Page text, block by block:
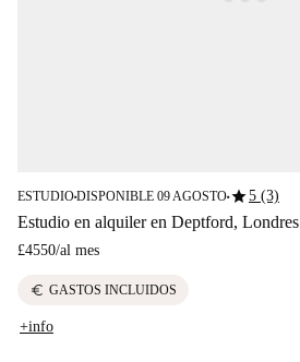
ESTUDIO■DISPONIBLE 09 AGOSTO■star5 (3)
Estudio en alquiler en Deptford, Londres
£4550/al mes
euro GASTOS INCLUIDOS
+info